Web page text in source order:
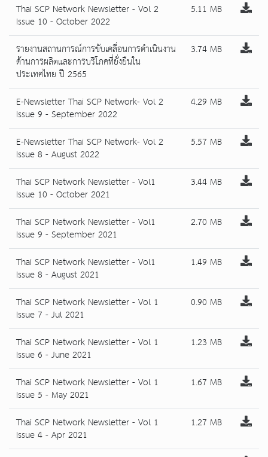
Thai SCP Network Newsletter - Vol 2
Issue 10 - October 2022
5.11 MB
รายงานสถานการณ์การขับเคลื่อนการดำเนินงาน
ด้านการผลิตและการบริโภคที่ยั่งยืนใน
ประเทศไทย ปี 2565
3.74 MB
E-Newsletter Thai SCP Network- Vol 2
Issue 9 - September 2022
4.29 MB
E-Newsletter Thai SCP Network- Vol 2
Issue 8 - August 2022
5.57 MB
Thai SCP Network Newsletter - Vol1
Issue 10 - October 2021
3.44 MB
Thai SCP Network Newsletter - Vol1
Issue 9 - September 2021
2.70 MB
Thai SCP Network Newsletter - Vol1
Issue 8 - August 2021
1.49 MB
Thai SCP Network Newsletter - Vol 1
Issue 7 - Jul 2021
0.90 MB
Thai SCP Network Newsletter - Vol 1
Issue 6 - June 2021
1.23 MB
Thai SCP Network Newsletter - Vol 1
Issue 5 - May 2021
1.67 MB
Thai SCP Network Newsletter - Vol 1
Issue 4 - Apr 2021
1.27 MB